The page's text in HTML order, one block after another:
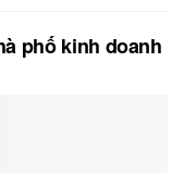
phố kinh doanh